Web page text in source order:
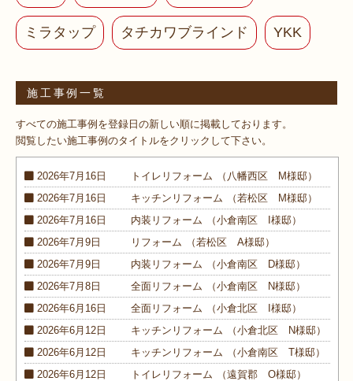
ミラタップ タチカワブラインド YKK
施工事例一覧
すべての施工事例を登録日の新しい順に掲載しております。
閲覧したい施工事例のタイトルをクリックして下さい。
2026年7月16日 トイレ リフォーム
（八幡西区 M様邸）
2026年7月16日
キッチン リフォーム
（若松区 M様邸）
2026年7月16日
内装 リフォーム
（小倉南区 I様邸）
2026年7月9日
リフォーム
（若松区 A様邸）
2026年7月9日
内装 リフォーム
（小倉南区 D様邸）
2026年7月8日
全面 リフォーム
（小倉南区 N様邸）
2026年6月16日
全面 リフォーム
（小倉北区 I様邸）
2026年6月12日
キッチン リフォーム
（小倉北区 N様邸）
2026年6月12日
キッチン リフォーム
（小倉南区 T様邸）
2026年6月12日
トイレ リフォーム
（遠賀郡 O様邸）